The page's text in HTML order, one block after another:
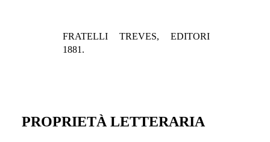
FRATELLI TREVES, EDITORI
1881.
PROPRIETÀ LETTERARIA